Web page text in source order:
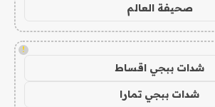
صحيفة العالم
!
شدات ببجي اقساط
شدات ببجي تمارا